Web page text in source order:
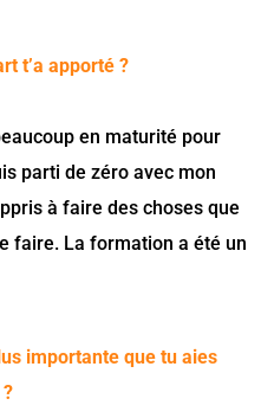
t’a apporté ?
en maturité pour
parti de zéro avec mon
à faire des choses que
faire. La formation a été un
importante que tu aies